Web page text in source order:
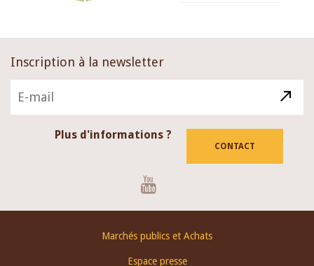
Inscription à la newsletter
Plus d'informations ?
CONTACT
Marchés publics et Achats
Espace presse